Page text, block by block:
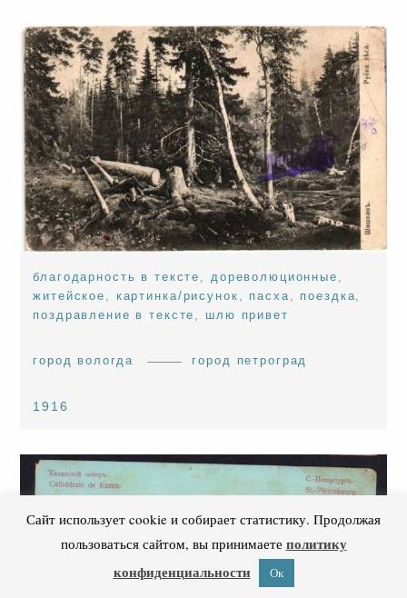
благодарность в тексте , дореволюционные ,
житейское , картинка/рисунок , пасха, поездка,
поздравление в тексте , шлю привет
город вологда город петроград
1916
Сайт использует cookie и собирает статистику. Продолжая
пользоваться сайтом, вы принимаете политику
конфиденциальности
Ок